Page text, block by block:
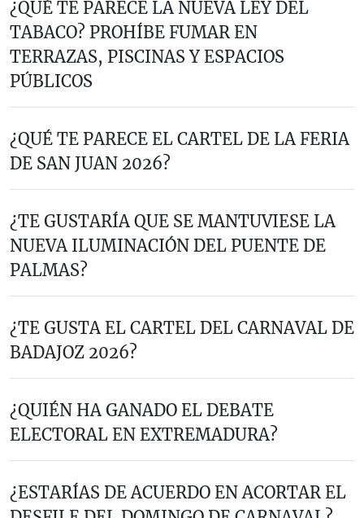
¿QUÉ TE PARECE LA NUEVA LEY DEL
TABACO? PROHÍBE FUMAR EN
TERRAZAS, PISCINAS Y ESPACIOS
PÚBLICOS
¿QUÉ TE PARECE EL CARTEL DE LA FERIA
DE SAN JUAN 2026?
¿TE GUSTARÍA QUE SE MANTUVIESE LA
NUEVA ILUMINACIÓN DEL PUENTE DE
PALMAS?
¿TE GUSTA EL CARTEL DEL CARNAVAL DE
BADAJOZ 2026?
¿QUIÉN HA GANADO EL DEBATE
ELECTORAL EN EXTREMADURA?
¿ESTARÍAS DE ACUERDO EN ACORTAR EL